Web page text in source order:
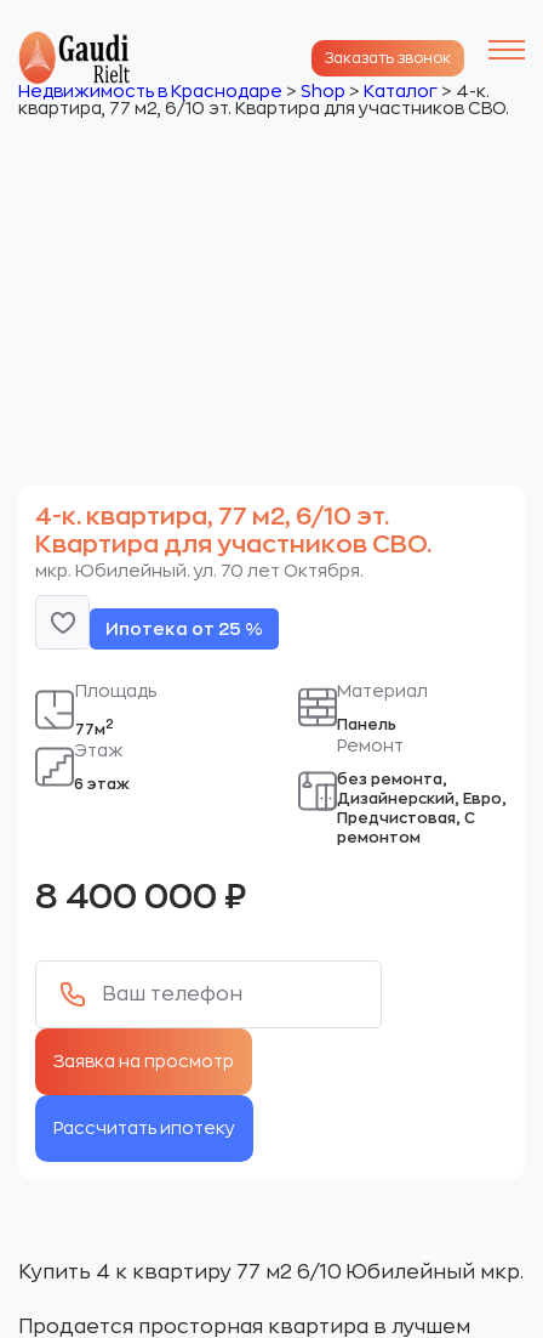
Заказать звонок
Недвижимость в Краснодаре > Shop > Каталог > 4-к.
квартира, 77 м2, 6/10 эт. Квартира для участников СВО.
4-к. квартира, 77 м2, 6/10 эт.
Квартира для участников СВО.
мкр. Юбилейный. ул. 70 лет Октября.
Ипотека от 25 %
Площадь
77м2
Этаж
6 этаж
Материал
Панель
Ремонт
без ремонта,
Дизайнерский, Евро,
Предчистовая, С
ремонтом
8 400 000 ₽
Рассчитать ипотеку
Купить 4 к квартиру 77 м2 6/10 Юбилейный мкр.
Продается просторная квартира в лучшем